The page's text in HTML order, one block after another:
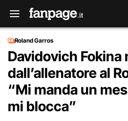
Roland Garros
Davidovich Fokina
dall’allenatore al
“Mi manda un
mi blocca”